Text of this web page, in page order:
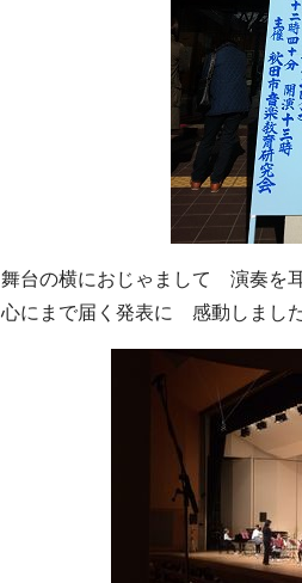
舞台の横におじゃまして 演奏を
心にまで届く発表に 感動しました